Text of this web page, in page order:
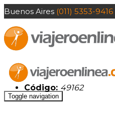
Buenos Aires (011) 5353-9416
Toggle navigation
Código: 49162